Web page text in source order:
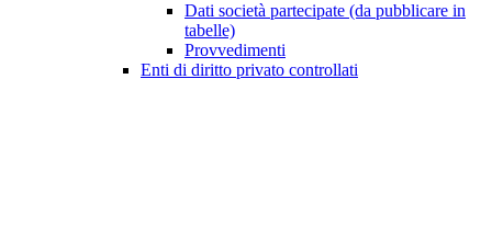
Dati società partecipate (da pubblicare in
tabelle)
Provvedimenti
Enti di diritto privato controllati